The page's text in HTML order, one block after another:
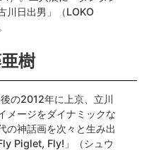
川日出男」（LOKO
樹
の2012年に上京、立川
メージをダイナミックな
の神話画を次々と生み出
Piglet, Fly!」（シュウ